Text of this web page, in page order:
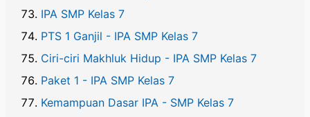
IPA SMP Kelas 7
PTS 1 Ganjil - IPA SMP Kelas 7
Ciri-ciri Makhluk Hidup - IPA SMP Kelas 7
Paket 1 - IPA SMP Kelas 7
Kemampuan Dasar IPA - SMP Kelas 7